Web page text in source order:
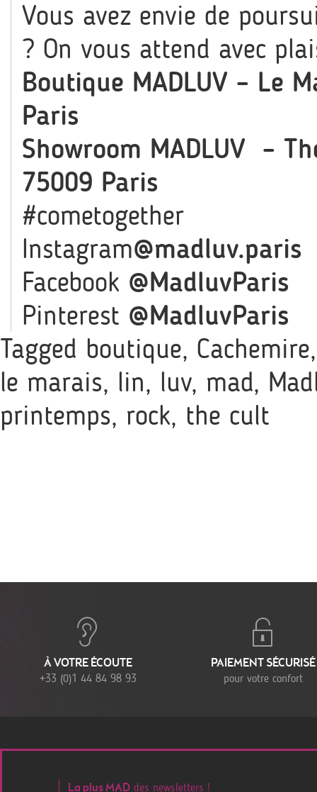
Vous avez envie de
? On vous attend avec
Boutique MADLUV – Le
Paris
Showroom MADLUV –
75009 Paris
#cometogether
Instagram@madluv.paris
Facebook @MadluvParis
Pinterest @MadluvParis
Tagged boutique, Cachemire
le marais, lin, luv, mad,
printemps, rock, the cult
À VOTRE ÉCOUTE
+33 (0)1 44 84 98 93
PAIEMENT SÉCURISÉ
pour votre confort
La plus MAD des newsletters !